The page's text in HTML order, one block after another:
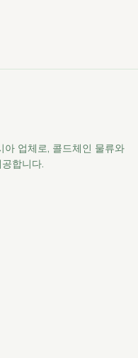
아 업체로, 콜드체인 물류와
합니다.